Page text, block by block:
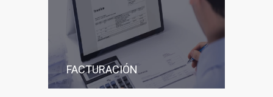
FACTURACIÓN